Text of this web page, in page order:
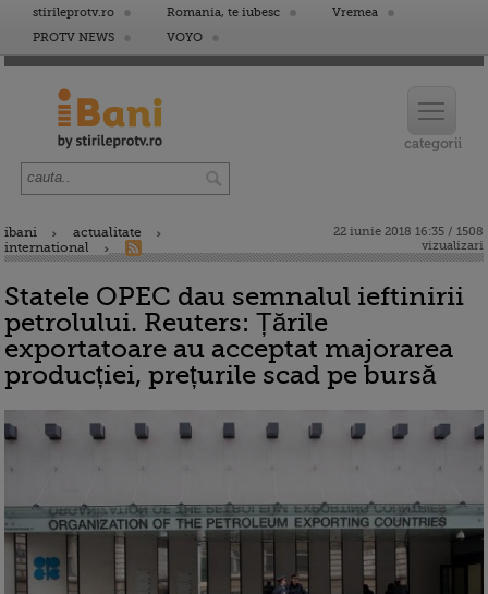
stirileprotv.ro Romania, te iubesc
Vremea
PROTV NEWS
VOYO
ibani
actualitate
international
22 iunie 2018 16:35 / 1508
vizualizari
Statele OPEC dau semnalul ieftinirii
petrolului. Reuters: Țările
exportatoare au acceptat majorarea
producției, prețurile scad pe bursă